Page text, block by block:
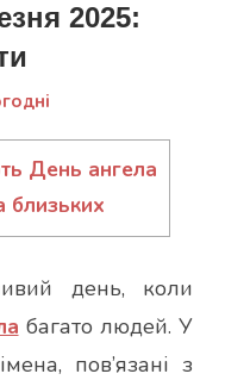
2025:
День ангела
близьких
день, коли
багато людей. У
пов’язані з